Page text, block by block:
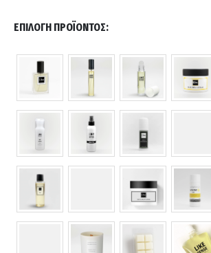
ΕΠΙΛΟΓΉ ΠΡΟΪΌΝΤΟΣ